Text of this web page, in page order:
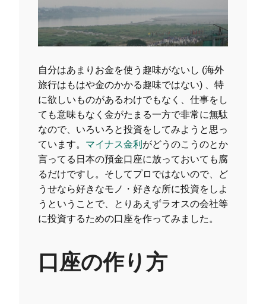
自分はあまりお金を使う趣味がないし (海外
旅行はもはや金のかかる趣味ではない) 、特
に欲しいものがあるわけでもなく、仕事をし
ても意味もなく金がたまる一方で非常に無駄
なので、いろいろと投資をしてみようと思っ
ています。 マイナス金利 がどうのこうのとか
言ってる日本の預金口座に放っておいても腐
るだけですし。そしてプロではないので、ど
うせなら好きなモノ・好きな所に投資をしよ
うということで、とりあえずラオスの会社等
に投資するための口座を作ってみました。
口座の作り方